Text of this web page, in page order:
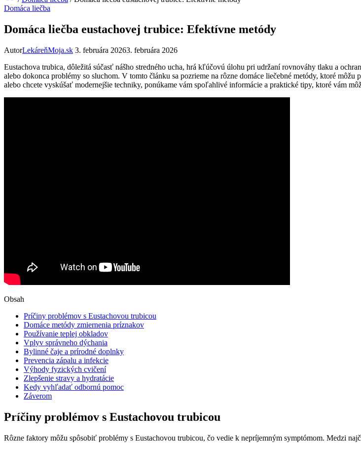
Domáca liečba
Domáca liečba eustachovej trubice: Efektívne metódy
AutorLekáreňMoja.sk 3. februára 20263. februára 2026
Eustachova trubica, dôležitá súčasť nášho stredného ucha, hrá kľúčovú úlohu pri udržaní rovnováhy tlaku a
alebo dokonca problémy so sluchom. V tomto článku sa pozrieme na rôzne domáce liečebné metódy, ktoré
alebo chcete vyskúšať modernejšie techniky, ponúkame vám spoľahlivé informácie a praktické tipy, ktoré vám
Obsah
Príčiny problémov s Eustachovou trubicou
Domáce metódy zmiernenia príznakov
Používanie teplej obkladov
Vplyv správneho dýchania
Bylinné čaje a prírodné doplnky
Prevencia zápalu a infekcie
Výhody fyzických cvičení
Zlepšenie stravy a hydratácie
Kedy vyhľadať odbornú pomoc
Záverom
Príčiny problémov s Eustachovou trubicou
Rôzne faktory môžu spôsobiť problémy s Eustachovou trubicou, čo vedie k nepríjemným symptómom. Medzi